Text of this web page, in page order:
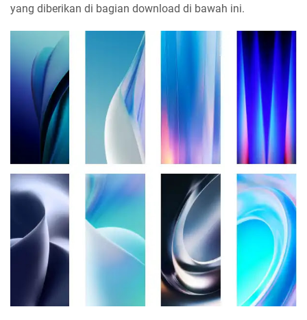
yang diberikan di bagian download di bawah ini.